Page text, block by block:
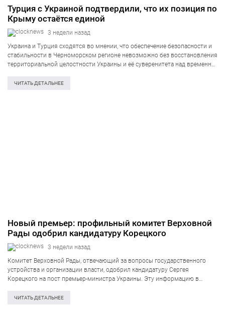
Турция с Украиной подтвердили, что их позиция по
Крыму остаётся единой
3 недели назад
Украина и Турция сходятся во мнении, что обеспечение безопасности и
стабильности в Черноморском регионе невозможно без восстановления
территориальной целостности Украины и её суверенитета над временно
Андрей Сыбига на совместной пресс-конференции с главой…
ЧИТАТЬ ДЕТАЛЬНЕЕ
Новый премьер: профильный комитет Верховной
Рады одобрил кандидатуру Корецкого
3 недели назад
Комитет Верховной Рады, отвечающий за вопросы государственного
устройства и организации власти, одобрил кандидатуру Сергея
Корецкого на пост премьер-министра Украины. Эту информацию в
Теперь его утверждение предстоит рассмотреть в парламенте. За данное
ЧИТАТЬ ДЕТАЛЬНЕЕ